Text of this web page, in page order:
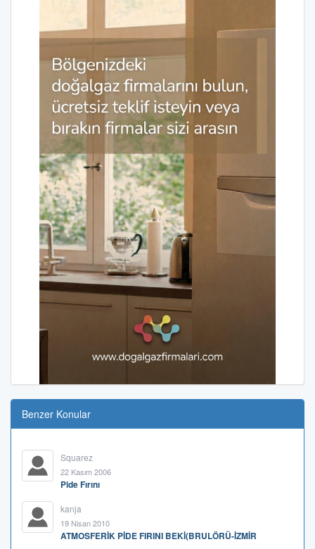
Benzer Konular
Squarez
22 Kasım 2006
Pide Fırını
kanja
19 Nisan 2010
ATMOSFERİK PİDE FIRINI BEKİ(BRULÖRÜ-İZMİR